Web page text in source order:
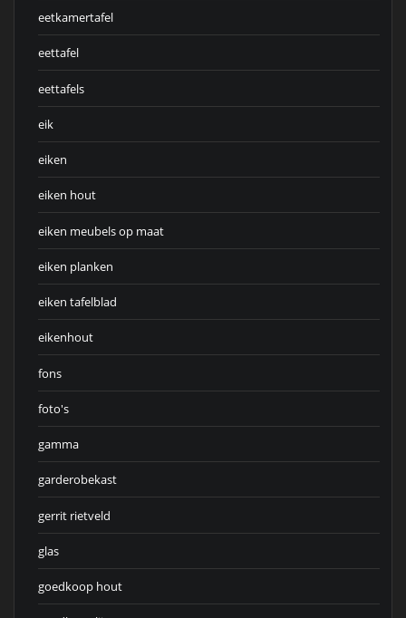
eetkamertafel
eettafel
eettafels
eik
eiken
eiken hout
eiken meubels op maat
eiken planken
eiken tafelblad
eikenhout
fons
foto's
gamma
garderobekast
gerrit rietveld
glas
goedkoop hout